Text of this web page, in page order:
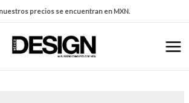
precios se encuentran en MXN.